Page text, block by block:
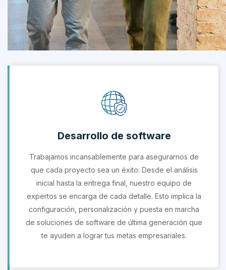
Desarrollo de software
Trabajamos incansablemente para asegurarnos de
que cada proyecto sea un éxito. Desde el análisis
inicial hasta la entrega final, nuestro equipo de
expertos se encarga de cada detalle. Esto implica la
configuración, personalización y puesta en marcha
de soluciones de software de última generación que
te ayuden a lograr tus metas empresariales.